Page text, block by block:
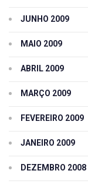
JUNHO 2009
MAIO 2009
ABRIL 2009
MARÇO 2009
FEVEREIRO 2009
JANEIRO 2009
DEZEMBRO 2008